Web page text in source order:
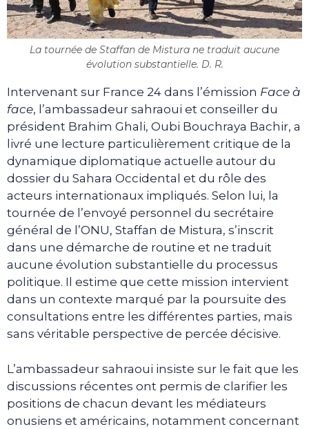
La tournée de Staffan de Mistura ne traduit aucune
évolution substantielle. D. R.
Intervenant sur France 24 dans l’émission Face à
face, l’ambassadeur sahraoui et conseiller du
président Brahim Ghali, Oubi Bouchraya Bachir, a
livré une lecture particulièrement critique de la
dynamique diplomatique actuelle autour du
dossier du Sahara Occidental et du rôle des
acteurs internationaux impliqués. Selon lui, la
tournée de l’envoyé personnel du secrétaire
général de l’ONU, Staffan de Mistura, s’inscrit
dans une démarche de routine et ne traduit
aucune évolution substantielle du processus
politique. Il estime que cette mission intervient
dans un contexte marqué par la poursuite des
consultations entre les différentes parties, mais
sans véritable perspective de percée décisive.
L’ambassadeur sahraoui insiste sur le fait que les
discussions récentes ont permis de clarifier les
positions de chacun devant les médiateurs
onusiens et américains, notamment concernant